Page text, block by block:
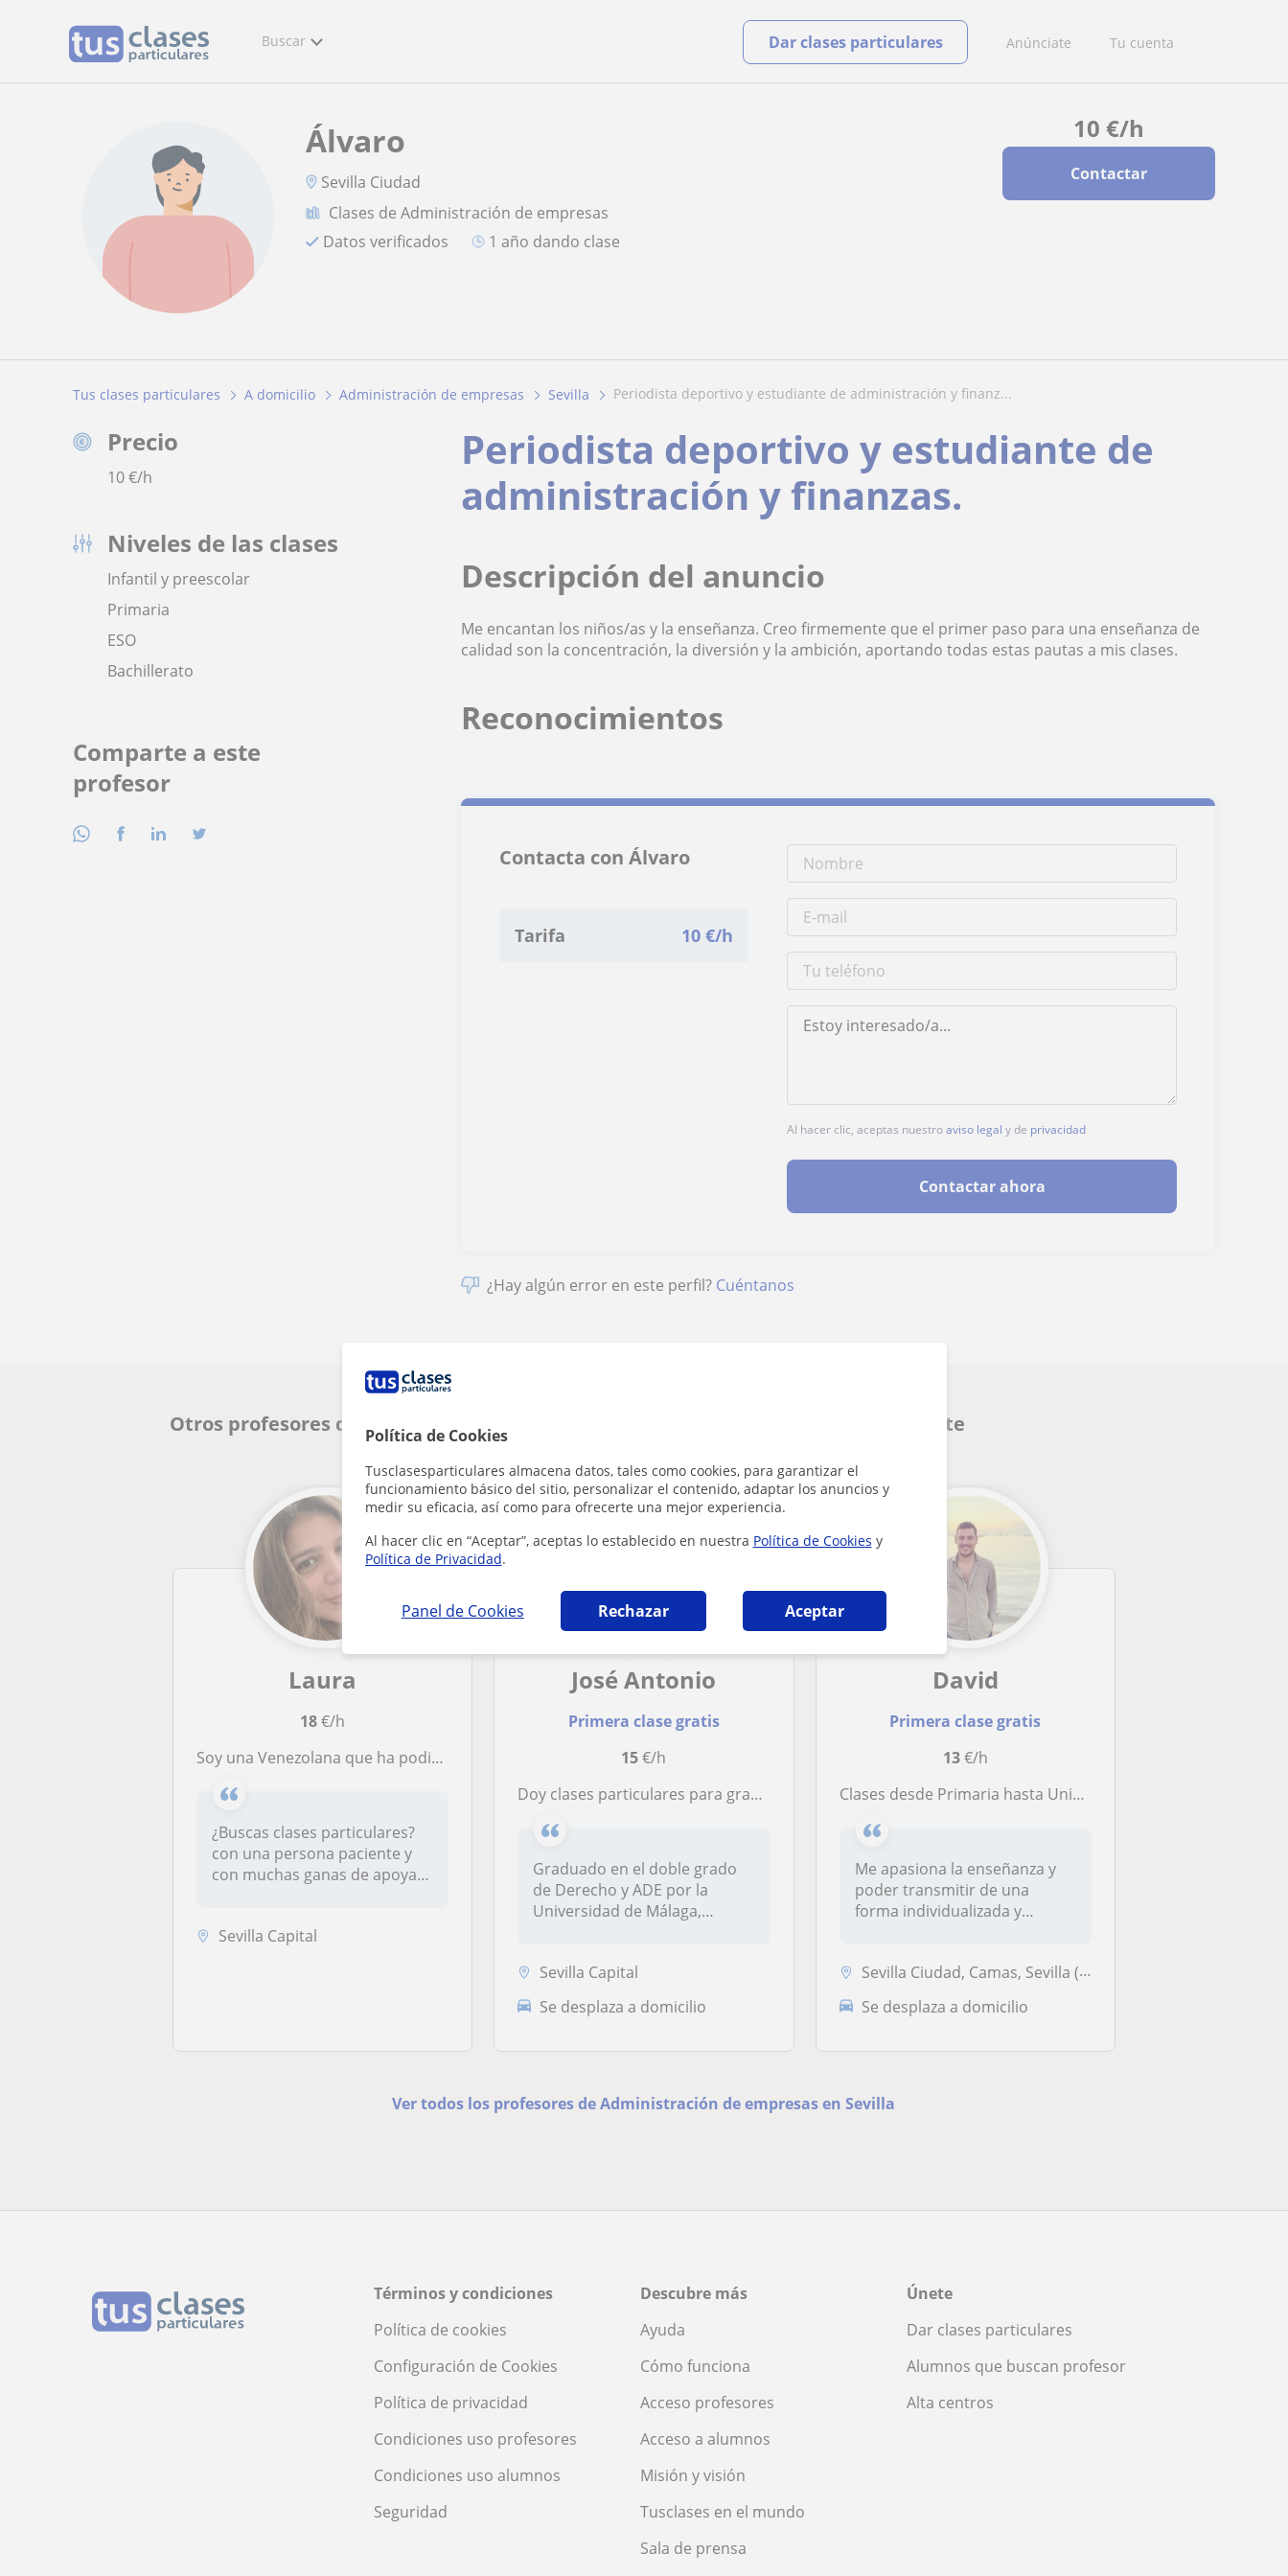
Política de Cookies
Tusclasesparticulares almacena datos, tales como cookies, para garantizar el
funcionamiento básico del sitio, personalizar el contenido, adaptar los anuncios y
medir su eficacia, así como para ofrecerte una mejor experiencia.
Al hacer clic en “Aceptar”, aceptas lo establecido en nuestra Política de Cookies y
Política de Privacidad.
Panel de Cookies Rechazar Aceptar
Buscar Anúnciate Tu cuenta
Dar clases particulares
10 €/h
Contactar
Álvaro
Sevilla Ciudad
Clases de Administración de empresas
Datos verificados
1 año dando clase
Tus clases particulares A domicilio Administración de empresas Sevilla periodista deportivo y estudiante de administración y finanz...
Precio
10€/h
Niveles de las clases
Infantil y preescolar
Primaria
ESO
Bachillerato
Comparte a este
profesor
Periodista deportivo y estudiante de
administración y finanzas.
Descripción del anuncio
Me encantan los niños/as y la enseñanza. Creo firmemente que el primer paso para una enseñanza de
calidad son la concentración, la diversión y la ambición, aportando todas estas pautas a mis clases.
Reconocimientos
Contacta con Álvaro
Tarifa 10 €/h
Al hacer clic, aceptas nuestroaviso legal y de privacidad
Contactar ahora
¿Hay algún error en este perfil? Cuéntanos
Otros profesores de Administración de empresas en Sevilla que pueden interesarte
Laura
18€/h
Soy una Venezolana que ha podido vivir en 4 distintas ciudades, Caracas, Dublin, Madrid y Sevilla, con una orientación a ayudar y apoyar a quien tenga en el camino, con lo poco o mucho que conozco de la vida y de los negocios, le podría dar clases a niños
¿Buscas clases particulares?
con una persona paciente y
con muchas ganas de apoyar
Sevilla Capital
José Antonio
Primera clase gratis
15€/h
Doy clases particulares para grado de Administración de Empresas y Economía de Bachillerato
Graduado en el doble grado
de Derecho y ADE por la
Universidad de Málaga,
Sevilla Capital
Se desplaza a domicilio
David
Primera clase gratis
13€/h
Clases desde Primaria hasta Universidad (Grado ADE/FYCO/Economía)
Me apasiona la enseñanza y
poder transmitir de una
forma individualizada y
Sevilla Ciudad, Camas, Sevilla (Ciudad)
Se desplaza a domicilio
Ver todos los profesores de Administración de empresas en Sevilla
Términos y condiciones
Política de cookies
Configuración de Cookies
Política de privacidad
Condiciones uso profesores
Condiciones uso alumnos
Seguridad
Descubre más
Ayuda
Cómo funciona
Acceso profesores
Acceso a alumnos
Misión y visión
Tusclases en el mundo
Sala de prensa
Únete
Dar clases particulares
Alumnos que buscan profesor
Alta centros